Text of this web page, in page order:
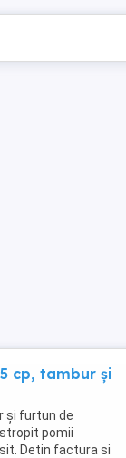
cp, tambur și
și furtun de
pomii
Detin factura si